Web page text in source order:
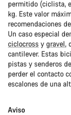
permitido (ciclista,
kg. Este valor
recomendaciones
Un caso especial
ciclocross y gravel,
cantilever. Estas
pistas y senderos
perder el contacto
escalones de una
Aviso